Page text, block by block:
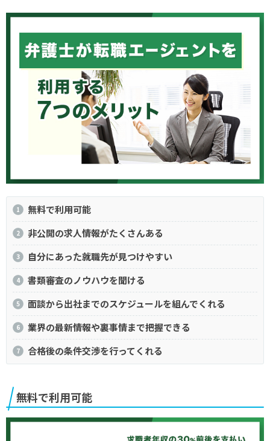
無料で利用可能
非公開の求人情報がたくさんある
自分にあった就職先が見つけやすい
書類審査のノウハウを聞ける
面談から出社までのスケジュールを組んでくれる
業界の最新情報や裏事情まで把握できる
合格後の条件交渉を行ってくれる
無料で利用可能